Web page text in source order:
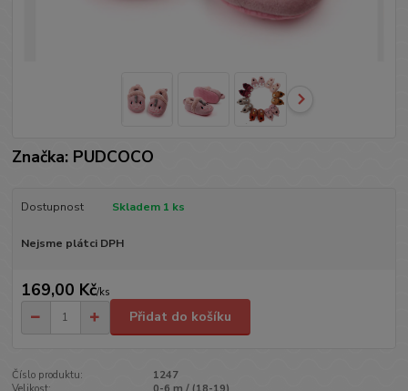
Značka: PUDCOCO
Dostupnost Skladem 1 ks
Nejsme plátci DPH
169,00 Kč/ks
Přidat do košíku
Číslo produktu:
1247